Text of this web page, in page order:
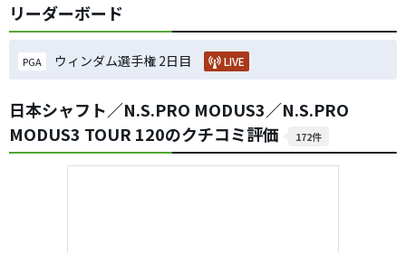
リーダーボード
PGA ウィンダム選手権 2日目 LIVE
日本シャフト／N.S.PRO MODUS3／N.S.PRO
MODUS3 TOUR 120のクチコミ評価
172件